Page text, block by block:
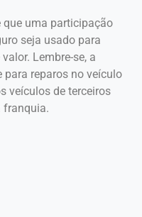
que uma participação
seja usado para
Lembre-se, a
reparos no veículo
veículos de terceiros
franquia.